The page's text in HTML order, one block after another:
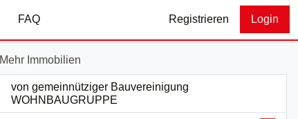
FAQ Registrieren Login
Mehr Immobilien
von gemeinnütziger Bauvereinigung
WOHNBAUGRUPPE